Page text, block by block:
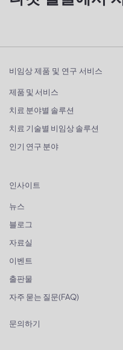
비임상 제품 및 연구 서비스
제품 및 서비스
치료 분야별 솔루션
치료 기술별 비임상 솔루션
인기 연구 분야
인사이트
뉴스
블로그
자료실
이벤트
출판물
자주 묻는 질문(FAQ)
문의하기